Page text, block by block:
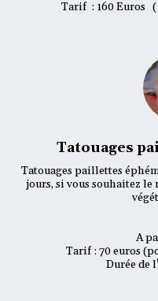
Tarif  : 160 Euros
Tatouages
Tatouages paillettes
jours, si vous souhaitez
A
Tarif : 70 euros
Durée de